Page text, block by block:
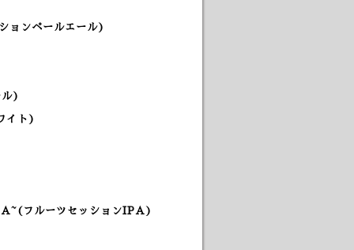
ョンペールエール)
ル)
イト)
フルーツセッションIPA)